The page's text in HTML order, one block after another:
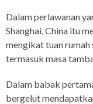
Dalam perlawanan
Shanghai, China itu
mengikat tuan
termasuk masa
Dalam babak
bergelut